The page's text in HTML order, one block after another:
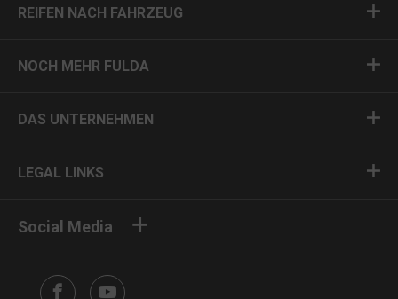
REIFEN NACH FAHRZEUG
NOCH MEHR FULDA
DAS UNTERNEHMEN
Social Media
LEGAL LINKS